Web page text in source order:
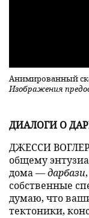
Анимированный
Изображения
ДИАЛОГИ О
ДЖЕССИ
общему
дома —дарбази
собственные
думаю, что
тектоники,